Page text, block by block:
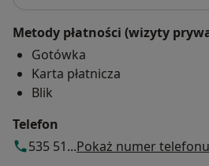
Metody płatności (wizyty
Gotówka
Karta płatnicza
Blik
Telefon
535 51...Pokaż numer telefonu